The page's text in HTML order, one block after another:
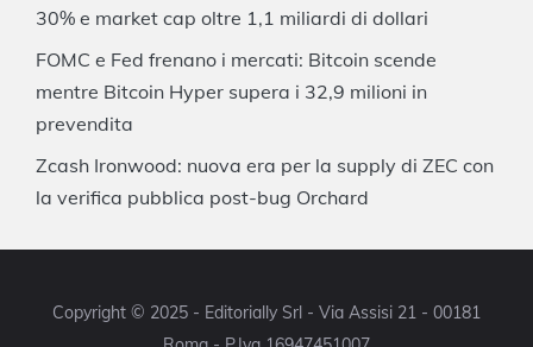
30% e market cap oltre 1,1 miliardi di dollari
FOMC e Fed frenano i mercati: Bitcoin scende
mentre Bitcoin Hyper supera i 32,9 milioni in
prevendita
Zcash Ironwood: nuova era per la supply di ZEC con
la verifica pubblica post-bug Orchard
Copyright © 2025 - Editorially Srl - Via Assisi 21 - 00181